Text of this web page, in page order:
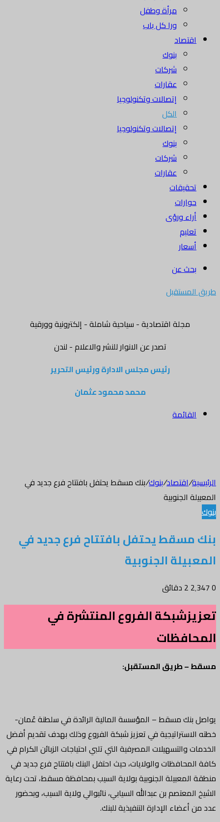
مرأة وطفل
ورا كل باب
اقتصاد
بنوك
شركات
عقارات
إتصالات وتكنولوجيا
الكل
إتصالات وتكنولوجيا
بنوك
شركات
عقارات
تحقيقات
حوارات
أراء ورؤى
تعليم
أسعار
بحث عن
طريق المستقبل
مجلة اقتصادية - سياحية شاملة - إلكترونية وورقية
تصدر عن الانوار للنشر والاعلام - لندن
رئيس مجلس الادارة ورئيس التحرير
محمد محمود عثمان
القائمة
الرئيسية/اقتصاد/بنوك/بنك مسقط يحتفل بافتتاح فرع جديد في
المعبيلة الجنوبية
بنوك
بنك مسقط يحتفل بافتتاح فرع جديد في
المعبيلة الجنوبية
0 2 دقائق
تعزيزشبكة الفروع المنتشرة في
المحافظات
مسقط – طريق المستقبل:
يواصل بنك مسقط – المؤسسة المالية الرائدة في سلطنة عُمان-
خطته الاستراتيجية في تعزيز شبكة الفروع وذلك بهدف تقديم أفضل
الخدمات والتسهيلات المصرفية التي تلبي احتياجات الزبائن الكرام في
كافة المحافظات والولايات، حيث احتفل البنك بافتتاح فرع جديد في
منطقة المعبيلة الجنوبية بولاية السيب بمحافظة مسقط، تحت رعاية
الشيخ المعتصم بن عبدالله السيابي، نائبوالي ولاية السيب، وبحضور
عدد من أعضاء الإدارة التنفيذية للبنك.